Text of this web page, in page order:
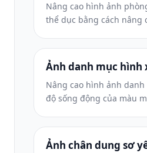
Nâng cao hình ảnh
thể dục bằng cách nâng
và phân loại màu thể
phản cao.
Ảnh danh mục hình
Nâng cao hình ảnh
độ sống động của màu
rõ ràng cho danh mục
Instagram.
Ảnh chân dung sơ